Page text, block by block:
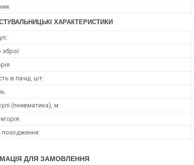
ХАРАКТЕРИСТИКИ
зброї:
в пачці, шт:
(пневматика), м:
походження:
ДЛЯ ЗАМОВЛЕННЯ